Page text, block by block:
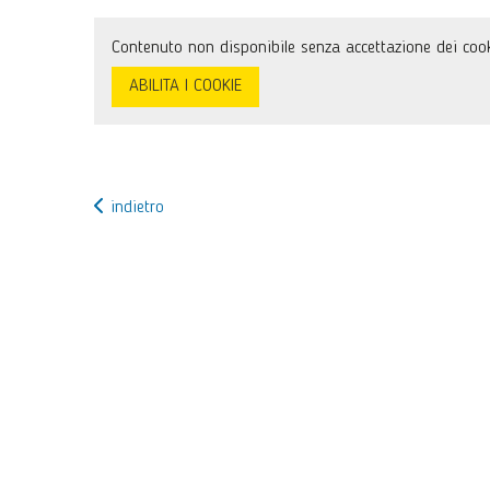
Contenuto non disponibile senza accettazione dei
ABILITA I COOKIE
indietro